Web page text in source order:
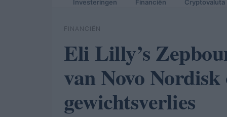
Investeringen Financiën Cryptovaluta
FINANCIËN
Eli Lilly’s
van Novo
gewichtsverlies